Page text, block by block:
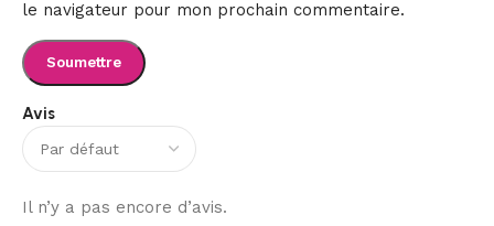
Avis
Il n’y a pas encore d’avis.
le navigateur pour mon prochain commentaire.